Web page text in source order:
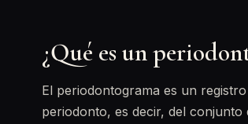
¿Qué es un
El periodontograma es un
periodonto, es decir, del conjunto